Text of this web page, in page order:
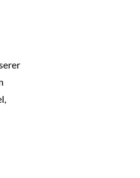
aus dem Goldstück